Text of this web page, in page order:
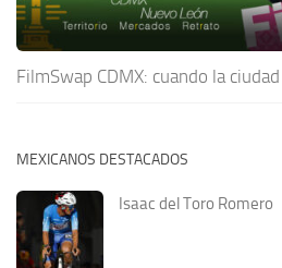
FilmSwap CDMX: cuando la
MEXICANOS DESTACADOS
Isaac del Toro Romero